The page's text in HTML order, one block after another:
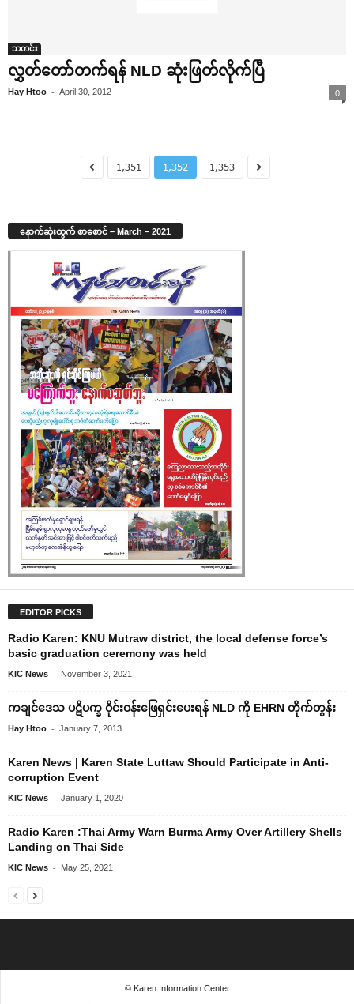
သတင်း
လွှတ်‌တော်တက်ရန် NLD ဆုံးဖြတ်လိုက်ပြီ
Hay Htoo - April 30, 2012 0
1,351 1,352 1,353
နောက်ဆုံးထွက် စာစောင် – March – 2021
EDITOR PICKS
Radio Karen: KNU Mutraw district, the local defense force’s
basic graduation ceremony was held
KIC News - November 3, 2021
ကချင်‌ဒေသ ပဋိပက္ခ ဝိုင်းဝန်း‌ဖြေရှင်း‌ပေးရန် NLD ကို EHRN တိုက်တွန်း
Hay Htoo - January 7, 2013
Karen News | Karen State Luttaw Should Participate in Anti-
corruption Event
KIC News - January 1, 2020
Radio Karen :Thai Army Warn Burma Army Over Artillery Shells
Landing on Thai Side
KIC News - May 25, 2021
© Karen Information Center